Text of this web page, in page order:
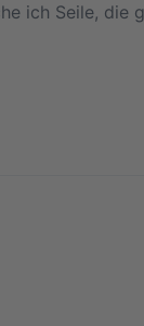
ich Seile, die